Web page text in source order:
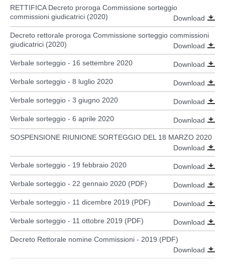
RETTIFICA Decreto proroga Commissione sorteggio
commissioni giudicatrici (2020)
Download
Decreto rettorale proroga Commissione sorteggio commissioni
giudicatrici (2020)
Download
Verbale sorteggio - 16 settembre 2020 Download
Verbale sorteggio - 8 luglio 2020 Download
Verbale sorteggio - 3 giugno 2020 Download
Verbale sorteggio - 6 aprile 2020 Download
SOSPENSIONE RIUNIONE SORTEGGIO DEL 18 MARZO 2020
Download
Verbale sorteggio - 19 febbraio 2020 Download
Verbale sorteggio - 22 gennaio 2020 (PDF) Download
Verbale sorteggio - 11 dicembre 2019 (PDF) Download
Verbale sorteggio - 11 ottobre 2019 (PDF) Download
Decreto Rettorale nomine Commissioni - 2019 (PDF)
Download